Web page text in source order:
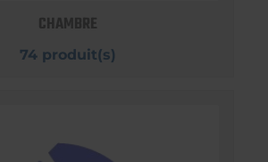
CHAMBRE
74 produit(s)